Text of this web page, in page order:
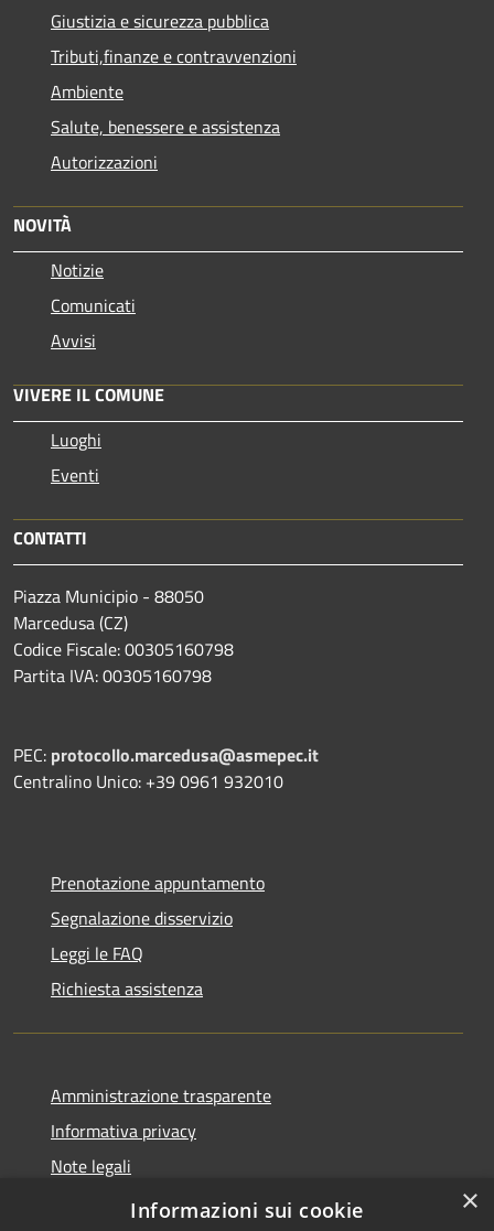
Giustizia e sicurezza pubblica
Tributi,finanze e contravvenzioni
Ambiente
Salute, benessere e assistenza
Autorizzazioni
NOVITÀ
Notizie
Comunicati
Avvisi
VIVERE IL COMUNE
Luoghi
Eventi
CONTATTI
Piazza Municipio - 88050
Marcedusa (CZ)
Codice Fiscale: 00305160798
Partita IVA: 00305160798
PEC: protocollo.marcedusa@asmepec.it
Centralino Unico: +39 0961 932010
Prenotazione appuntamento
Segnalazione disservizio
Leggi le FAQ
Richiesta assistenza
Amministrazione trasparente
Informativa privacy
Note legali
Dichiarazione di accessibilità
×
Informazioni sui cookie